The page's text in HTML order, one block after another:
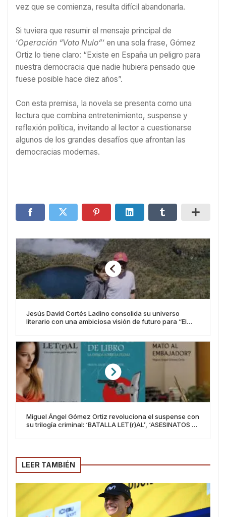
vez que se comienza, resulta difícil abandonarla.
Si tuviera que resumir el mensaje principal de
‘Operación “Voto Nulo”’ en una sola frase, Gómez
Ortiz lo tiene claro: “Existe en España un peligro para
nuestra democracia que nadie hubiera pensado que
fuese posible hace diez años”.
Con esta premisa, la novela se presenta como una
lectura que combina entretenimiento, suspense y
reflexión política, invitando al lector a cuestionarse
algunos de los grandes desafíos que afrontan las
democracias modernas.
Jesús David Cortés Ladino consolida su universo
literario con una ambiciosa visión de futuro para “El
Miguel Ángel Gómez Ortiz revoluciona el suspense con
su trilogía criminal: ‘BATALLA LET(r)AL’, ‘ASESINATOS DE
LEER TAMBIÉN